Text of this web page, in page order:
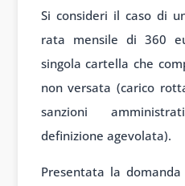
Si consideri il caso di
rata mensile di 360
singola cartella che
non versata (carico
sanzioni
definizione agevolata).
Presentata la